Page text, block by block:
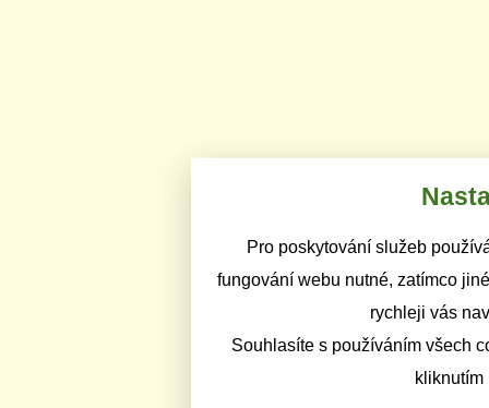
Pro poskytování služeb
fungování webu nutné, zatímco
rychleji vás
Souhlasíte s používáním všech
kliknutím